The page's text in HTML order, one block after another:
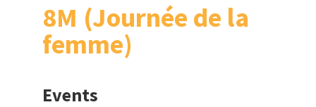
8M (Journée de la
femme)
Events